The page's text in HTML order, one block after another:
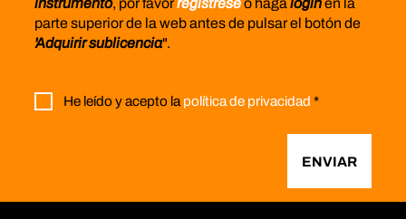
instrumento, por favorregístreseo haga loginen la
parte superior de la web antes de pulsar el botón de
'Adquirir sublicencia".
He leído y acepto lapolítica de privacidad *
ENVIAR